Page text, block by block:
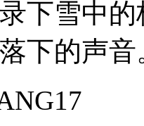
下雪中
下的声音